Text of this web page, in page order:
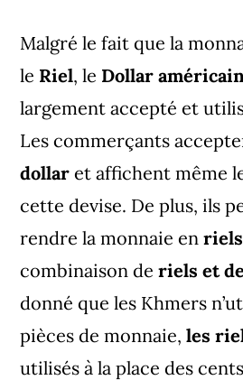
Malgré le fait que la
le Riel, le Dollar
largement accepté et
Les commerçants
dollar et affichent même
cette devise. De plus, ils
rendre la monnaie en riels
combinaison de riels et
donné que les Khmers
pièces de monnaie, les
utilisés à la place des